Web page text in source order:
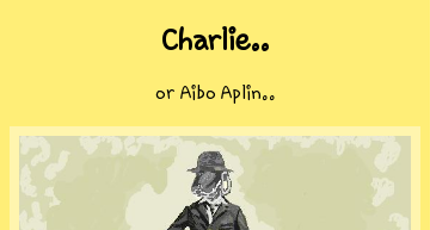
Charlie..
or Aibo Aplin..